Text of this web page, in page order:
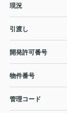
現況
引渡し
開発許可番号
物件番号
管理コード